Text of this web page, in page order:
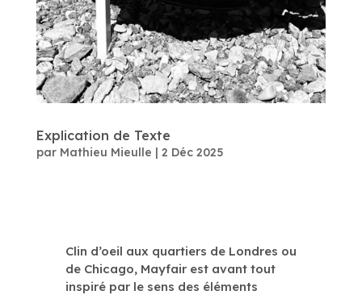
Explication de Texte
par Mathieu Mieulle | 2 Déc 2025
Clin d’oeil aux quartiers de Londres ou
de Chicago, Mayfair est avant tout
inspiré par le sens des éléments